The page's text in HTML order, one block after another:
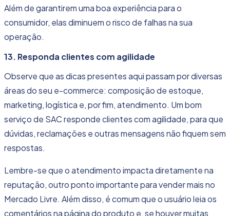
Além de garantirem umaboa experiência para o
consumidor, elas diminuem o risco de falhas na sua
operação.
13. Responda clientes com agilidade
Observe que as dicas presentes aqui passam por diversas
áreas do seu e-commerce: composição de estoque,
marketing, logística e, por fim, atendimento. Um bom
serviço de SAC responde clientes com agilidade, para que
dúvidas, reclamações e outras mensagens não fiquem sem
respostas.
Lembre-se que o atendimento impacta diretamente na
reputação, outro ponto importante para vender mais no
Mercado Livre. Além disso, é comum que o usuário leia os
comentários na página do produto e, se houver muitas